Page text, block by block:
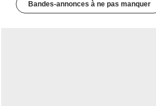
Bandes-annonces à ne pas manquer